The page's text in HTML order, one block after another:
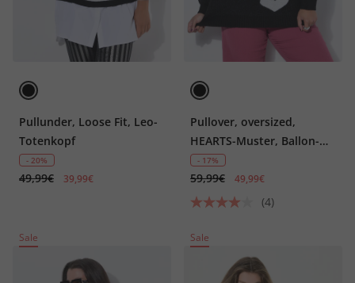
Pullunder, Loose Fit, Leo-
Totenkopf
- 20%
49,99€ 39,99€
Pullover, oversized,
HEARTS-Muster, Ballon-
Langarm
- 17%
59,99€ 49,99€
(4)
Sale Sale